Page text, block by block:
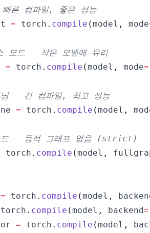
른 컴파일, 좋은 성능
= torch . compile (model , mode
모드 - 작은 모델에 유리
= torch . compile (model , mode=
- 긴 컴파일, 최고 성능
= torch . compile (model ,
드 - 동적 그래프 없음 (strict)
torch . compile (model ,
= torch . compile (model ,
torch . compile (model , backend=
= torch . compile (model ,